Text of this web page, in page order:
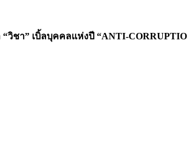
ชา” เบิ้ลบุคคลแห่งปี “ANTI-